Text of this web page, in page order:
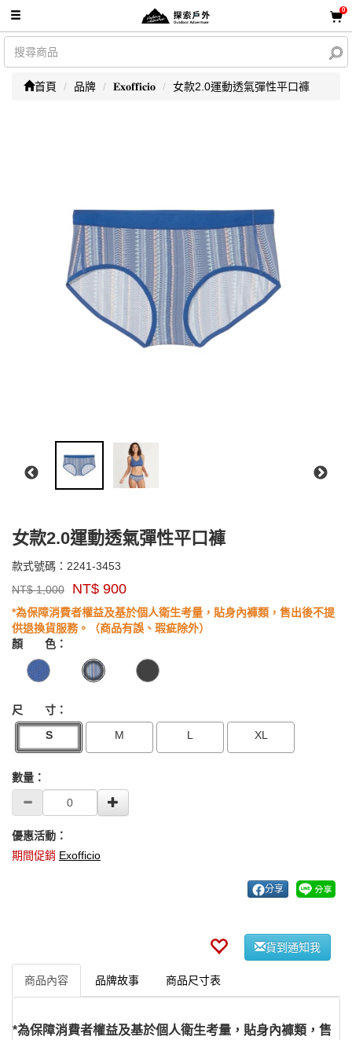
0
首頁 品牌 𝐄𝐱𝐨𝐟𝐟𝐢𝐜𝐢𝐨 女款2.0運動透氣彈性平口褲
女款2.0運動透氣彈性平口褲
款式號碼： 2241-3453
牌：
Exofficio
NT$1,000 NT$ 900
*為保障消費者權益及基於個人衛生考量，貼身內褲類，售出後不提
供退換貨服務。（商品有誤、瑕疵除外）
顏 色：
尺 寸：
S
M L XL
數量：
優惠活動：
期間促銷 Exofficio
分享
貨到通知我
商品內容 品牌故事 商品尺寸表
*為保障消費者權益及基於個人衛生考量，貼身內褲類，售